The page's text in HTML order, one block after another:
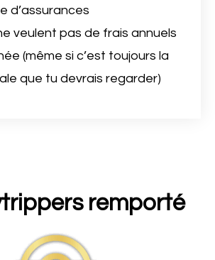
d’assurances
veulent pas de frais annuels
(même si c’est toujours la
que tu devrais regarder)
remporté